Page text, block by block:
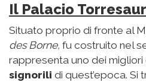
Il Palacio
Situato proprio di fronte al
des Borne, fu costruito nel
rappresenta uno dei migliori
signorili di quest’epoca. Si